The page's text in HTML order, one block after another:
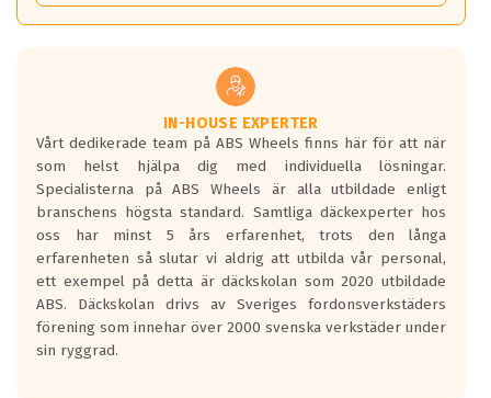
vilken körstil du använder.
Våtgrepp egenskaper:
Betygsskalan är satt A till F. Där A påvisar
den kortaste bromssträckan och F är den
längsta.
Inga D eller G betyg delas ut för
personbilar och lätta lastbilar.
Betyget sätts efter ett test där däcken
skall bromsa in på en väg där det ligger
0.5-1.5 mm vatten.
I 80km/h kommer skillnaden på
IN-HOUSE EXPERTER
Vårt dedikerade team på ABS Wheels finns här för att när
som helst hjälpa dig med individuella lösningar.
Specialisterna på ABS Wheels är alla utbildade enligt
branschens högsta standard. Samtliga däckexperter hos
oss har minst 5 års erfarenhet, trots den långa
erfarenheten så slutar vi aldrig att utbilda vår personal,
ett exempel på detta är däckskolan som 2020 utbildade
ABS. Däckskolan drivs av Sveriges fordonsverkstäders
förening som innehar över 2000 svenska verkstäder under
sin ryggrad.